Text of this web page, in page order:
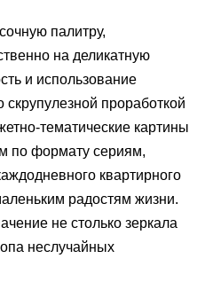
палитру,
на деликатную
и использование
скрупулезной проработкой
тематические картины
по формату сериям,
квартирного
радостям жизни.
не столько зеркала
неслучайных